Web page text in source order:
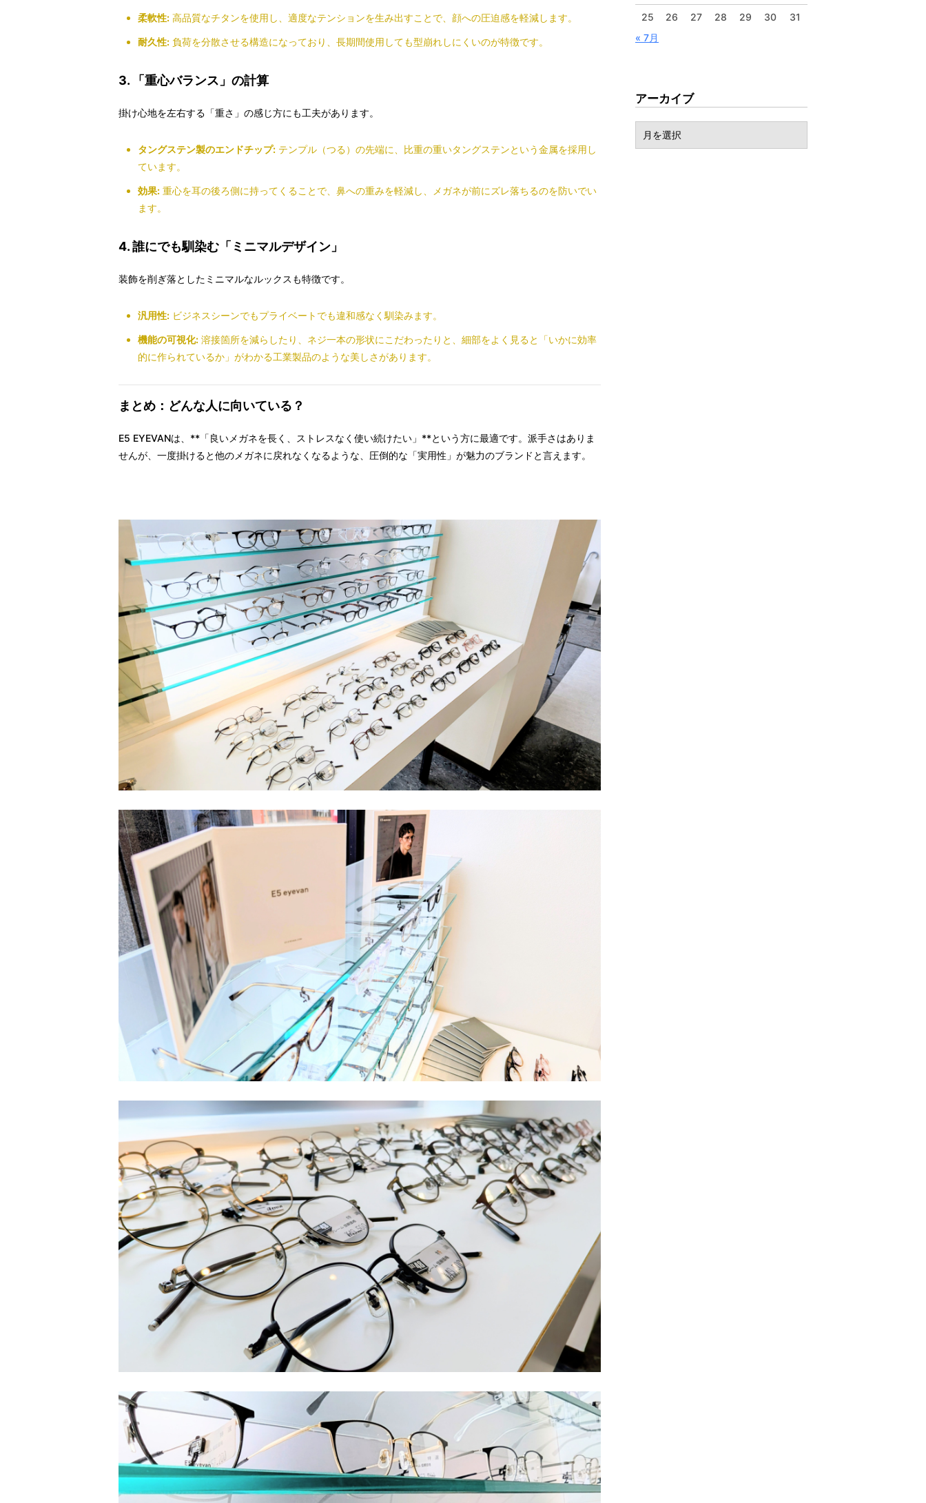
柔軟性: 高品質なチタンを使用し、適度なテンションを生み出すことで、顔への圧迫感を軽減します。
耐久性: 負荷を分散させる構造になっており、長期間使用しても型崩れしにくいのが特徴です。
3. 「重心バランス」の計算
掛け心地を左右する「重さ」の感じ方にも工夫があります。
タングステン製のエンドチップ: テンプル（つる）の先端に、比重の重いタングステンという金属を採用し
ています。
効果: 重心を耳の後ろ側に持ってくることで、鼻への重みを軽減し、メガネが前にズレ落ちるのを防いでい
ます。
4. 誰にでも馴染む「ミニマルデザイン」
装飾を削ぎ落としたミニマルなルックスも特徴です。
汎用性: ビジネスシーンでもプライベートでも違和感なく馴染みます。
機能の可視化: 溶接箇所を減らしたり、ネジ一本の形状にこだわったりと、細部をよく見ると「いかに効率
的に作られているか」がわかる工業製品のような美しさがあります。
まとめ：どんな人に向いている？
E5 EYEVANは、**「良いメガネを長く、ストレスなく使い続けたい」**という方に最適です。派手さはありま
せんが、一度掛けると他のメガネに戻れなくなるような、圧倒的な「実用性」が魅力のブランドと言えます。
25 26 27 28 29 30
31
« 7月
アーカイブ